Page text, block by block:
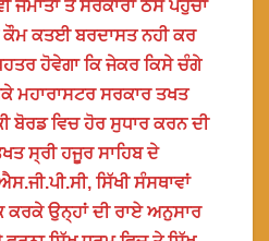
ਤੇ ਸਰਕਾਰਾਂ ਠੇਸ ਪਹੁੰਚਾ
ਕੌਮ ਕਤਈ ਬਰਦਾਸਤ ਨਹੀ ਕਰ
ਹੋਵੇਗਾ ਕਿ ਜੇਕਰ ਕਿਸੇ ਚੰਗੇ
ਮਹਾਰਾਸਟਰ ਸਰਕਾਰ ਤਖਤ
ਬੋਰਡ ਵਿਚ ਹੋਰ ਸੁਧਾਰ ਕਰਨ ਦੀ
ਸ੍ਰੀ ਹਜੂਰ ਸਾਹਿਬ ਦੇ
ਸਿੱਖੀ ਸੰਸਥਾਵਾਂ
ਕਰਕੇ ਉਨ੍ਹਾਂ ਦੀ ਰਾਏ ਅਨੁਸਾਰ